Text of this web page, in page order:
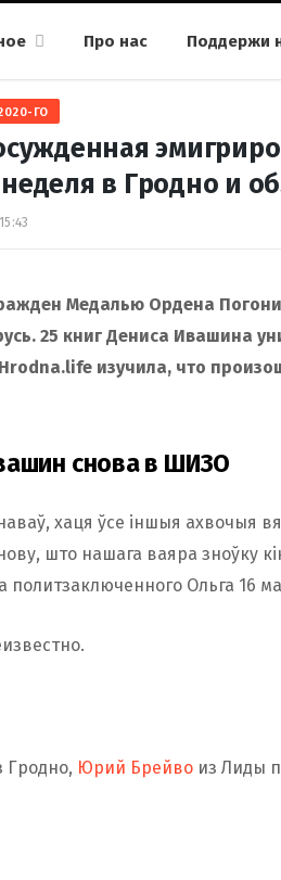
Про нас Поддержи
ГО
в Гродно и
Медалью Ордена
25 книг Дениса Ивашина
изучила, что
снова в ШИЗО
хаця ўсе іншыя ахвочыя
што нашага ваяра зноўку
политзаключенного Ольга 16
Гродно, Юрий Брейво из Лиды